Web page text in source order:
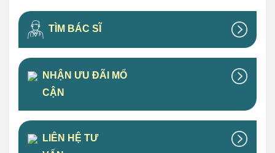
TÌM BÁC SĨ
NHẬN ƯU ĐÃI MỔ
CẬN
LIÊN HỆ TƯ